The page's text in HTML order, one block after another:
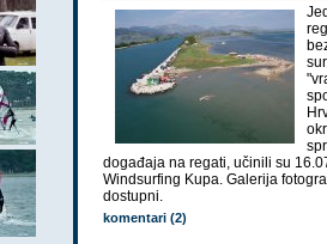
događaja na regati, učinili su
Windsurfing Kupa. Galerija
dostupni.
komentari (2)